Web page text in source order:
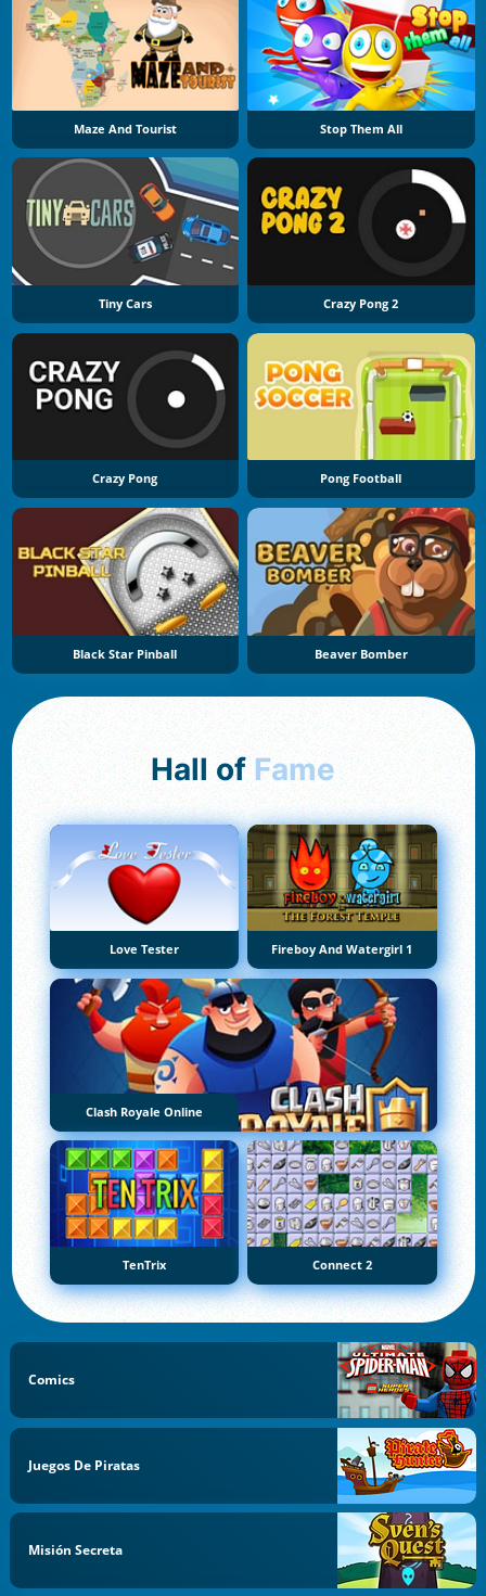
Maze And Tourist Stop Them All
Tiny Cars Crazy Pong 2
Crazy Pong Pong Football
Black Star Pinball Beaver Bomber
Hall of Fame
Love Tester Fireboy And Watergirl 1
Clash Royale Online
TenTrix Connect 2
Comics
Juegos De Piratas
Misión Secreta